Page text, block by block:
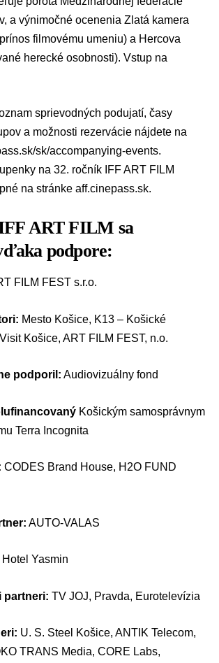
a výnimočné ocenenia Zlatá kamera
filmovému umeniu) a Hercova
herecké osobnosti). Vstup na
sprievodných podujatí, časy
a možnosti rezervácie nájdete na
sk/accompanying-events.
na 32. ročník IFF ART FILM
na stránke aff.cinepass.sk.
ART FILM sa
podpore:
FILM FEST s.r.o.
Mesto Košice, K13 – Košické
Košice, ART FILM FEST, n.o.
podporil: Audiovizuálny fond
Košickým samosprávnym
Terra Incognita
CODES Brand House, H2O FUND
AUTO-VALAS
Hotel Yasmin
partneri: TV JOJ, Pravda, Eurotelevízia
U. S. Steel Košice, ANTIK Telecom,
TRANS Media, CORE Labs,